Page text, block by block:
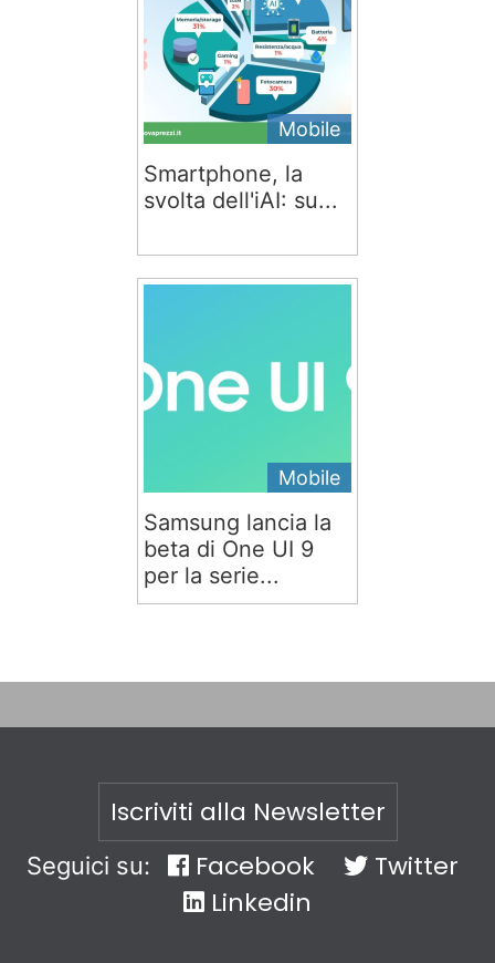
Mobile
Smartphone, la
svolta dell'iAI: su...
Mobile
Samsung lancia la
beta di One UI 9
per la serie...
Iscriviti alla Newsletter
Seguici su: Facebook
Twitter
Linkedin